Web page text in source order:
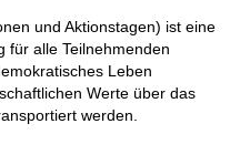
und Aktionstagen) ist eine
für alle Teilnehmenden
Leben
Werte über das
werden.